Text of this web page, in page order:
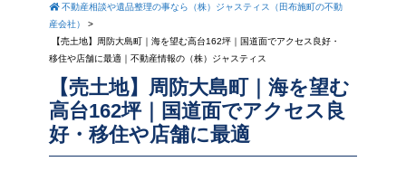
不動産相談や遺品整理の事なら（株）ジャスティス（田布施町の不動
産会社）
>
【売土地】周防大島町｜海を望む高台162坪｜国道面でアクセス良好・
移住や店舗に最適｜不動産情報の（株）ジャスティス
【売土地】周防大島町｜海を望む
高台162坪｜国道面でアクセス良
好・移住や店舗に最適